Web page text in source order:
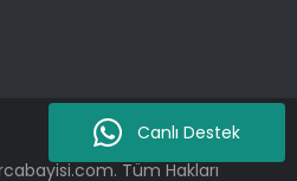
Tüm Hakları
Canlı Destek